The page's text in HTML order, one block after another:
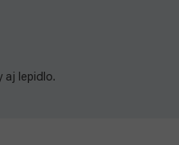
aj lepidlo.